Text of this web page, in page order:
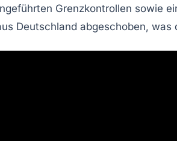
Grenzkontrollen sowie
Deutschland abgeschoben,